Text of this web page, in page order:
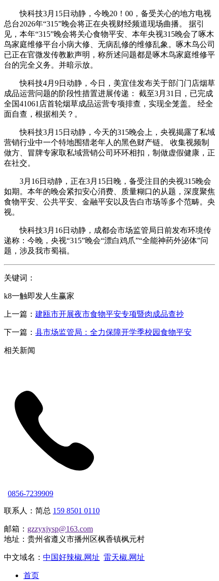
快科技3月15日动静，今晚20！00，备受关心的地方电视
总台2026年“315”晚会将正在央视财经频道现场曲播。 据引
见，本年“315”晚会将关心食物平安、本年央视315晚会了啄木
鸟家庭维修平台小病大修、无病乱修的维修乱象。啄木鸟公司
已正在官微发传教歉声明，称所述问题都是啄木鸟家庭维修平
台的完全义务。并暗示放。
快科技4月9日动静，今日，美宜佳发布关于部门门店烟草
成品运营问题的阶段性措置进展传递： 截至3月31日，已完成
全国41061店首轮烟草成品运营专项排查，实现全笼盖。 经全
面自查，根据相关？。
快科技3月15日动静，今天的315晚会上，央视揭露了私域
营销行业中一个特地围猎老年人的黑色财产链。 收集视频制
做方、冒牌专家取私域营销公司环环相扣，制做虚假健康，正
在社交。
3月16日动静，正在3月15日晚，备受注目的央视315晚会
如期。本年的晚会紧扣安心消费、质量糊口的从题，深度聚焦
食物平安、公共平安、金融平安以及告白市场等多个范畴。央
视。
快科技3月16日动静，成都会市场监管局日前发布环境传
递称：今晚，央视“315”晚会“漂白鸡爪”“全能神药外泌体”问
题，涉及我市蜀福。
关键词：
k8一触即发人生赢家
上一篇： 建瓯市开展夜市食物平安专项暨肉成品查抄
下一篇： 县市场监管局：全力保障开学季校园食物平安
相关新闻
0856-7239909
联系人：简总 159 8501 0110
邮箱： gzzyxjysp@163.com
地址：贵州省遵义市播州区枫香镇枫元村
中文域名： 中国好辣椒.网址 雷天椒.网址
首页